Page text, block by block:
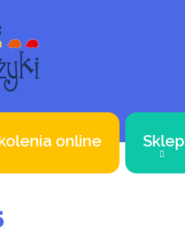
online Sklep